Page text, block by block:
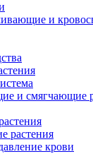
и
и смягчающие
растения
крови